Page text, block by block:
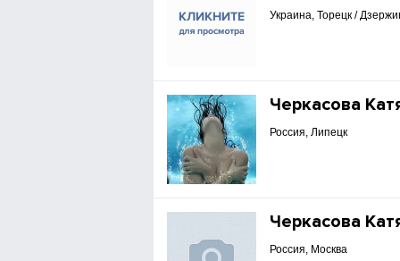
Украина, Торецк /
Черкасова
Россия, Липецк
Черкасова
Россия, Москва